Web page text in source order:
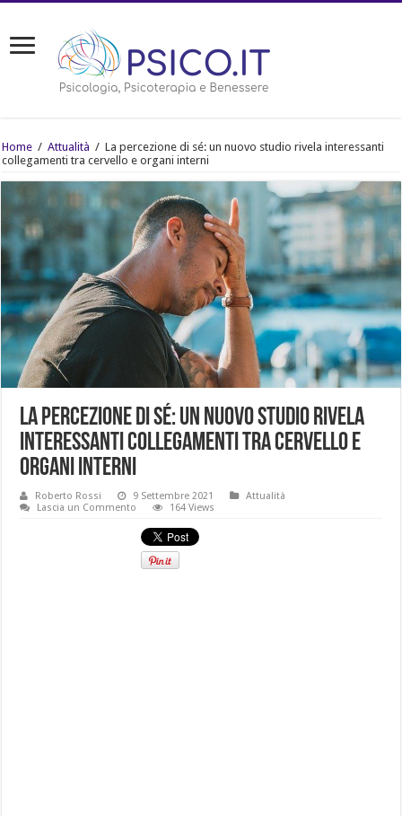
Home / Attualità / La percezione di sé: un nuovo studio rivela interessanti
collegamenti tra cervello e organi interni
La percezione di sé: un nuovo studio rivela
interessanti collegamenti tra cervello e
organi interni
Roberto Rossi 9 Settembre 2021
Attualità
Lascia un Commento
164 Views